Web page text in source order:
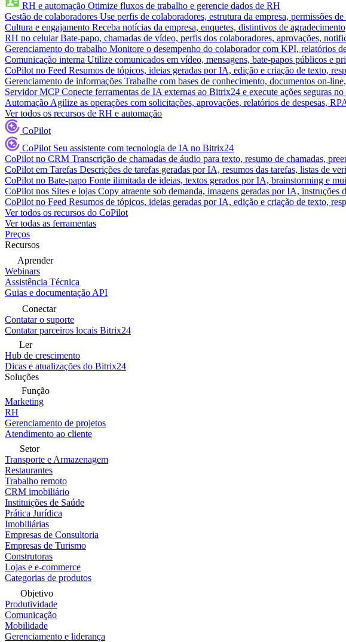
RH e automação Otimize fluxos de trabalho e gerencie dados de RH
Gestão de colaboradores Use perfis de colaboradores, estrutura da empresa, permissões
Cultura e engajamento Receba notícias da empresa, enquetes, distintivos de
RH no celular Bate-papo, chamadas de vídeo, perfis dos colaboradores, aprovações,
Gerenciamento do trabalho Monitore o desempenho do colaborador com KPI, relatórios
Comunicação interna Utilize comunicados em vídeo, mensagens, bate-papos públicos e
CoPilot no Feed Resumos de tópicos, ideias geradas por IA, edição e criação de texto,
Gerenciamento de informações Trabalhe com bases de conhecimento, documentos on-
Servidor MCP Conecte ferramentas de IA externas ao Bitrix24 e execute ações seguras no
Automação Agilize as operações com solicitações, aprovações, relatórios de despesas,
Ver todos os recursos de RH e automação
CoPilot
CoPilot Seu assistente com tecnologia de IA no Bitrix24
CoPilot no CRM Transcrição de chamadas de áudio para texto, resumo de chamadas,
CoPilot em Tarefas Descrições de tarefas geradas por IA, resumos das tarefas, listas de
CoPilot no Bate-papo Fonte ilimitada de ideias, textos gerados por IA, brainstorming e
CoPilot nos Sites e lojas Copy atraente sob demanda, imagens geradas por IA, instruções
CoPilot no Feed Resumos de tópicos, ideias geradas por IA, edição e criação de texto,
Ver todos os recursos do CoPilot
Ver todas as ferramentas
Preços
Recursos
Aprender
Webinars
Assistência Técnica
Guias e documentação API
Conectar
Contatar o suporte
Contatar parceiros locais Bitrix24
Ler
Hub de crescimento
Dicas e atualizações do Bitrix24
Soluções
Função
Marketing
RH
Gerenciamento de projetos
Atendimento ao cliente
Setor
Transporte e Armazenagem
Restaurantes
Trabalho remoto
CRM imobiliário
Instituições de Saúde
Prática Jurídica
Imobiliárias
Empresas de Consultoria
Empresas de Turismo
Construtoras
Lojas e e-commerce
Categorias de produtos
Objetivo
Produtividade
Comunicação
Mobilidade
Gerenciamento e liderança